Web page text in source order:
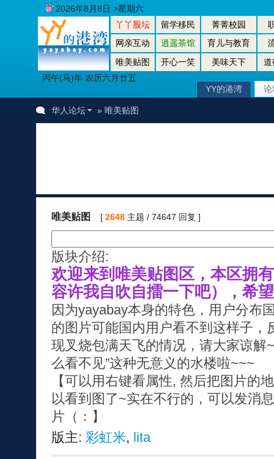
丫丫股坛 留学移民 菁菁校园
网亲互动
逍遥茶馆 育儿与教育
唯美贴图
开心一笑 美味天下
道
丙午(马)年 农历六月廿五
2026年8月8日 >星期六
YY的港湾 论
华人论坛 » 唯美贴图
唯美贴图 [ 2648主题 / 74647 回复 ]
版块介绍:
欢迎来到唯美贴图区，本区拥
容许我自吹自擂一下吧），希
因为yayabay本身的特色，用户分布
的图片可能国内用户看不到这样子，
现叉烧包满天飞的情况，请大家谅解
么看不见”这种无意义的水楼啦~~~
【可以用右键看属性, 然后把图片的
以看到图了~实在不行的，可以发消
片（：】
版主: 彩虹米, lita